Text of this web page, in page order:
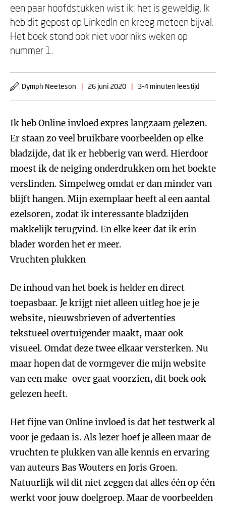
een paar hoofdstukken wist ik: het is geweldig. Ik
heb dit gepost op LinkedIn en kreeg meteen bijval.
Het boek stond ook niet voor niks weken op
nummer 1.
Dymph Neeteson | 26 juni 2020 | 3-4 minuten leestijd
Ik hebOnline invloedexpres langzaam gelezen.
Er staan zo veel bruikbare voorbeelden op elke
bladzijde, dat ik er hebberig van werd. Hierdoor
moest ik de neiging onderdrukken om het boekte
verslinden. Simpelweg omdat er dan minder van
blijft hangen. Mijn exemplaar heeft al een aantal
ezelsoren, zodat ik interessante bladzijden
makkelijk terugvind. En elke keer dat ik erin
blader worden het er meer.
Vruchten plukken
De inhoud van het boek is helder en direct
toepasbaar. Je krijgt niet alleen uitleg hoe je je
website, nieuwsbrieven of advertenties
tekstueel overtuigender maakt, maar ook
visueel. Omdat deze twee elkaar versterken. Nu
maar hopen dat de vormgever die mijn website
van een make-over gaat voorzien, dit boek ook
gelezen heeft.
Het fijne van Online invloed is dat het testwerk al
voor je gedaan is. Als lezer hoef je alleen maar de
vruchten te plukken van alle kennis en ervaring
van auteurs Bas Wouters en Joris Groen.
Natuurlijk wil dit niet zeggen dat alles één op één
werkt voor jouw doelgroep. Maar de voorbeelden